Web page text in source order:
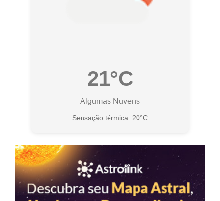
21°C
Algumas Nuvens
Sensação térmica: 20°C